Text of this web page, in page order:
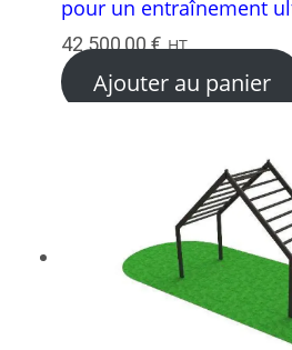
pour un entraînement
42 500,00€ HT
Ajouter au panier